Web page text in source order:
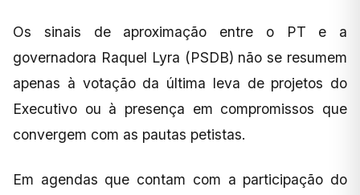
Os sinais de aproximação entre o PT e a
governadora Raquel Lyra (PSDB) não se resumem
apenas à votação da última leva de projetos do
Executivo ou à presença em compromissos que
convergem com as pautas petistas.
Em agendas que contam com a participação do